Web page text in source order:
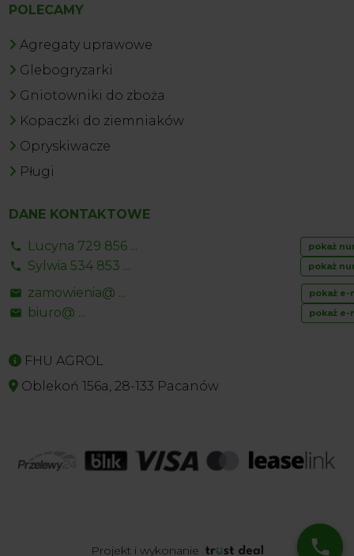
POLECAMY
Agregaty uprawowe
Glebogryzarki
Gniotowniki do zboża
Kopaczki do ziemniaków
Opryskiwacze
Pługi
DANE KONTAKTOWE
Lucyna 729 856 ... pokaż
Sylwia 534 853 ... pokaż
zamowienia@ ... pokaż e-
biuro@ ... pokaż e-
FHU AGROL
Oblekoń 156a, 28-133 Pacanów
Projekt i wykonanie